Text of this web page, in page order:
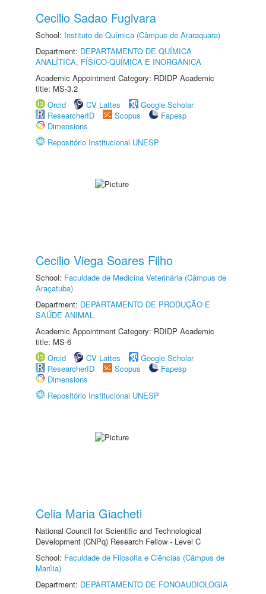
Cecilio Sadao Fugivara
School: Instituto de Química (Câmpus de Araraquara)
Department: DEPARTAMENTO DE QUÍMICA
ANALÍTICA, FÍSICO-QUÍMICA E INORGÂNICA
Academic Appointment Category: RDIDP Academic
title: MS-3.2
Orcid
CV Lattes
Google Scholar
ResearcherID
Scopus
Fapesp
Dimensions
Repositório Institucional UNESP
Cecilio Viega Soares Filho
School: Faculdade de Medicina Veterinária (Câmpus de
Araçatuba)
Department: DEPARTAMENTO DE PRODUÇÃO E
SAÚDE ANIMAL
Academic Appointment Category: RDIDP Academic
title: MS-6
Orcid
CV Lattes
Google Scholar
ResearcherID
Scopus
Fapesp
Dimensions
Repositório Institucional UNESP
Celia Maria Giacheti
National Council for Scientific and Technological
Development (CNPq) Research Fellow - Level C
School: Faculdade de Filosofia e Ciências (Câmpus de
Marília)
Department: DEPARTAMENTO DE FONOAUDIOLOGIA